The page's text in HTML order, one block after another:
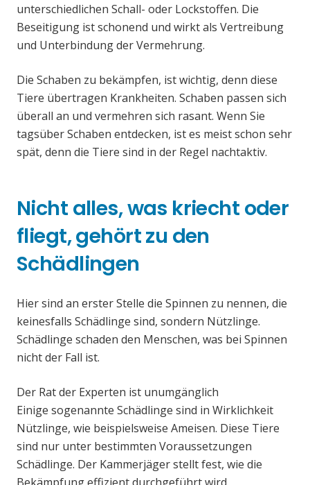
unterschiedlichen Schall- oder Lockstoffen. Die
Beseitigung ist schonend und wirkt als Vertreibung
und Unterbindung der Vermehrung.
Die Schaben zu bekämpfen, ist wichtig, denn diese
Tiere übertragen Krankheiten. Schaben passen sich
überall an und vermehren sich rasant. Wenn Sie
tagsüber Schaben entdecken, ist es meist schon sehr
spät, denn die Tiere sind in der Regel nachtaktiv.
Nicht alles, was kriecht oder
fliegt, gehört zu den
Schädlingen
Hier sind an erster Stelle die Spinnen zu nennen, die
keinesfalls Schädlinge sind, sondern Nützlinge.
Schädlinge schaden den Menschen, was bei Spinnen
nicht der Fall ist.
Der Rat der Experten ist unumgänglich
Einige sogenannte Schädlinge sind in Wirklichkeit
Nützlinge, wie beispielsweise Ameisen. Diese Tiere
sind nur unter bestimmten Voraussetzungen
Schädlinge. Der Kammerjäger stellt fest, wie die